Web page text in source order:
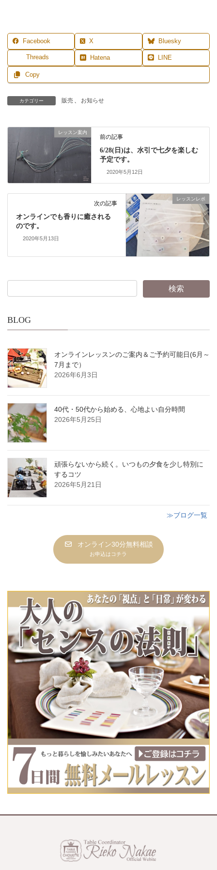
Facebook X Bluesky
Threads Hatena LINE
Copy
カテゴリー 販売 、 お知らせ
レッスン案内
前の記事
6/28(日)は、水引で七夕を楽しむ
予定です。
2020年5月12日
レッスンレポ
次の記事
オンラインでも香りに癒される
のです。
2020年5月13日
BLOG
オンラインレッスンのご案内＆ご予約可能日(6月～
7月まで）
2026年6月3日
40代・50代から始める、心地よい自分時間
2026年5月25日
頑張らないから続く。いつもの夕食を少し特別に
するコツ
2026年5月21日
≫ブログ一覧
オンライン30分無料相談
お申込はコチラ